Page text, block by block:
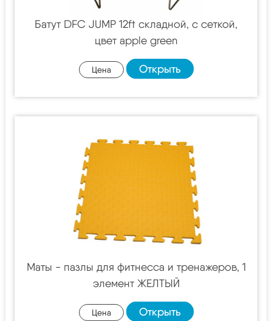
Батут DFC JUMP 12ft складной, c сеткой,
цвет apple green
Цена Открыть
Маты - пазлы для фитнесса и тренажеров, 1
элемент ЖЕЛТЫЙ
Цена Открыть